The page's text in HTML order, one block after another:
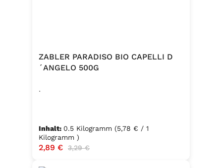
ZABLER PARADISO BIO CAPELLI D
´ANGELO 500G
.
Inhalt: 0.5 Kilogramm (5,78 € / 1
Kilogramm )
Verkaufspreis:
2,89 € Regulärer Preis:
3,29 €